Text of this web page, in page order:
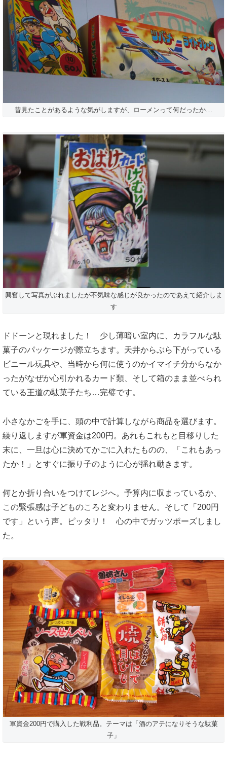
昔見たことがあるような気がしますが、ローメンって何だったか…
興奮して写真がぶれましたが不気味な感じが良かったのであえて紹介しま
す
ドドーンと現れました！ 少し薄暗い室内に、カラフルな駄
菓子のパッケージが際立ちます。天井からぶら下がっている
ビニール玩具や、当時から何に使うのかイマイチ分からなか
ったがなぜか心引かれるカード類、そして箱のまま並べられ
ている王道の駄菓子たち…完璧です。
小さなかごを手に、頭の中で計算しながら商品を選びます。
繰り返しますが軍資金は200円。あれもこれもと目移りした
末に、一旦は心に決めてかごに入れたものの、「これもあっ
たか！」とすぐに振り子のように心が揺れ動きます。
何とか折り合いをつけてレジへ。予算内に収まっているか、
この緊張感は子どものころと変わりません。そして「200円
です」という声。ピッタリ！ 心の中でガッツポーズしまし
た。
軍資金200円で購入した戦利品。テーマは「酒のアテになりそうな駄菓
子」